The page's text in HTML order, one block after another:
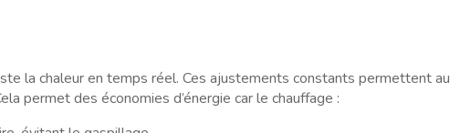
la chaleur en temps réel. Ces ajustements constants permettent au
permet des économies d’énergie car le chauffage :